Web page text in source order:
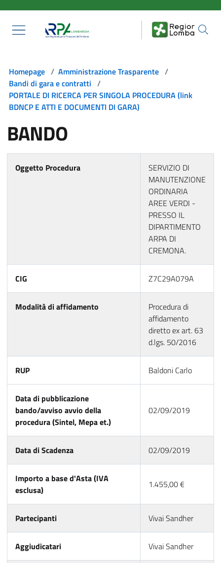
Homepage / Amministrazione Trasparente /
Bandi di gara e contratti /
PORTALE DI RICERCA PER SINGOLA PROCEDURA (link
BDNCP E ATTI E DOCUMENTI DI GARA)
BANDO
Oggetto Procedura
SERVIZIO DI
MANUTENZIONE
ORDINARIA
AREE VERDI -
PRESSO IL
DIPARTIMENTO
ARPA DI
CREMONA.
CIG Z7C29A079A
Modalità di affidamento
Procedura di
affidamento
diretto ex art. 63
d.lgs. 50/2016
RUP Baldoni Carlo
Data di pubblicazione
bando/avviso avvio della
procedura (Sintel, Mepa et.)
02/09/2019
Data di Scadenza 02/09/2019
Importo a base d'Asta (IVA
esclusa)
1.455,00 €
Partecipanti Vivai Sandher
Aggiudicatari Vivai Sandher